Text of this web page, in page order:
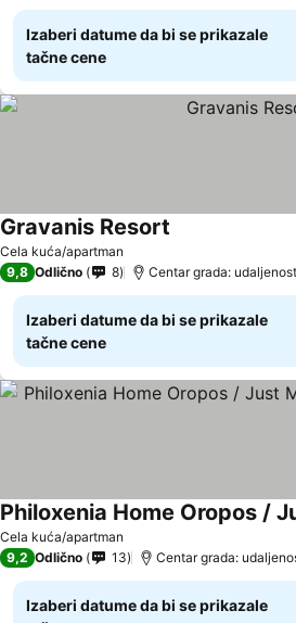
Izaberi datume da bi se prikazale
tačne cene
Cela kuća/apartman
Gravanis Resort
9,8 Odlično 8 Centar grada:
Izaberi datume da bi se prikazale
tačne cene
Cela kuća/apartman
9,2 Odlično 13 Centar grada:
Izaberi datume da bi se prikazale